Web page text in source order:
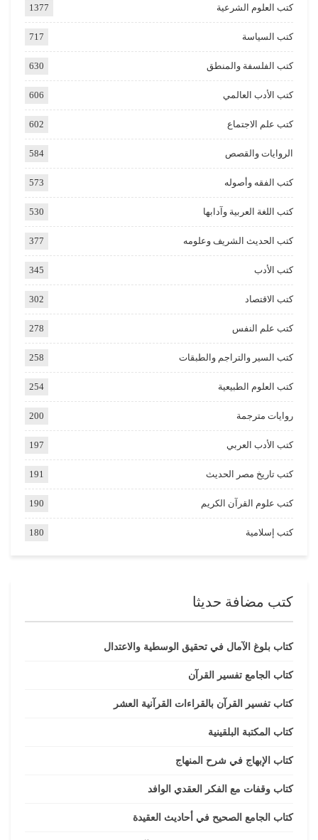
كتب العلوم الشرعية 1377
كتب السياسة 717
كتب الفلسفة والمنطق 630
كتب الأدب العالمي 606
كتب علم الاجتماع 602
الروايات والقصص 584
كتب الفقه وأصوله 573
كتب اللغة العربية وآدابها 530
كتب الحديث الشريف وعلومه 377
كتب الأدب 345
كتب الاقتصاد 302
كتب علم النفس 278
كتب السير والتراجم والطبقات 258
كتب العلوم الطبيعية 254
روايات مترجمة 200
كتب الأدب العربي 197
كتب تاريخ مصر الحديث 191
كتب علوم القرآن الكريم 190
كتب إسلامية 180
كتب مضافة حديثا
كتاب بلوغ الآمال في تحقيق الوسطية والاعتدال
كتاب الجامع تفسير القرآن
كتاب تفسير القرآن بالقراءات القرآنية العشر
كتاب المكتبة البلقينية
كتاب الإبهاج في شرح المنهاج
كتاب وقفات مع الفكر العقدي الوافد
كتاب الجامع الصحيح في أحاديث العقيدة